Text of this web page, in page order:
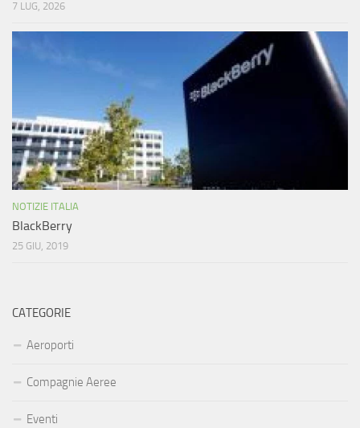
7 LUG, 2026
NOTIZIE ITALIA
BlackBerry
25 GIU, 2019
CATEGORIE
Aeroporti
Compagnie Aeree
Eventi